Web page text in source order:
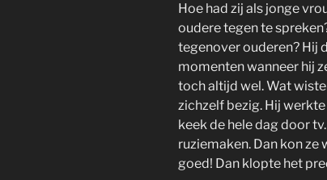
Hoe had zij als jonge
oudere tegen te
tegenover ouderen? Hij
momenten wanneer hij
toch altijd wel. Wat
zichzelf bezig. Hij
keek de hele dag door
ruziemaken. Dan kon ze
goed! Dan klopte het